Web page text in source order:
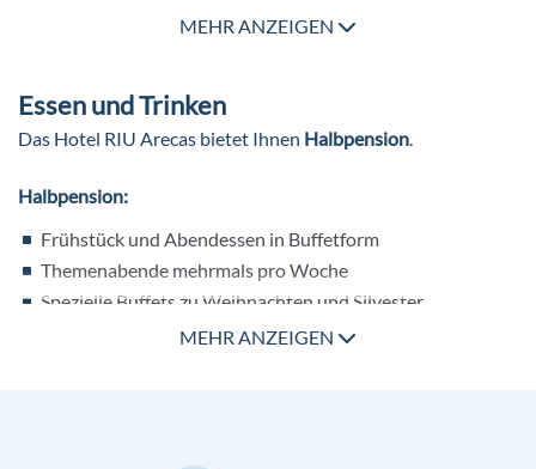
Whirlpool im Wellness Bereich
WLAN/WiFi im gesamten Hotel kostenfrei
MEHR ANZEIGEN
Essen und Trinken
Das Hotel RIU Arecas bietet Ihnen Halbpension
Halbpension:
Frühstück und Abendessen in Buffetform
Themenabende mehrmals pro Woche
Spezielle Buffets zu Weihnachten und Silvester
MEHR ANZEIGEN